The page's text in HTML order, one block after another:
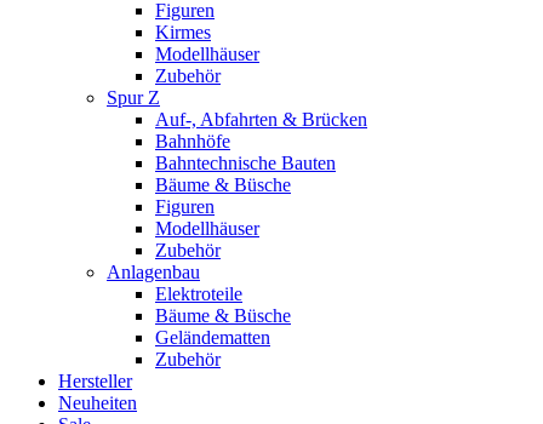
Figuren
Kirmes
Modellhäuser
Zubehör
Spur Z
Auf-, Abfahrten & Brücken
Bahnhöfe
Bahntechnische Bauten
Bäume & Büsche
Figuren
Modellhäuser
Zubehör
Anlagenbau
Elektroteile
Bäume & Büsche
Geländematten
Zubehör
Hersteller
Neuheiten